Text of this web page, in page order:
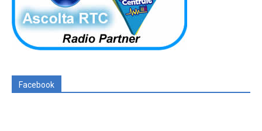
Facebook